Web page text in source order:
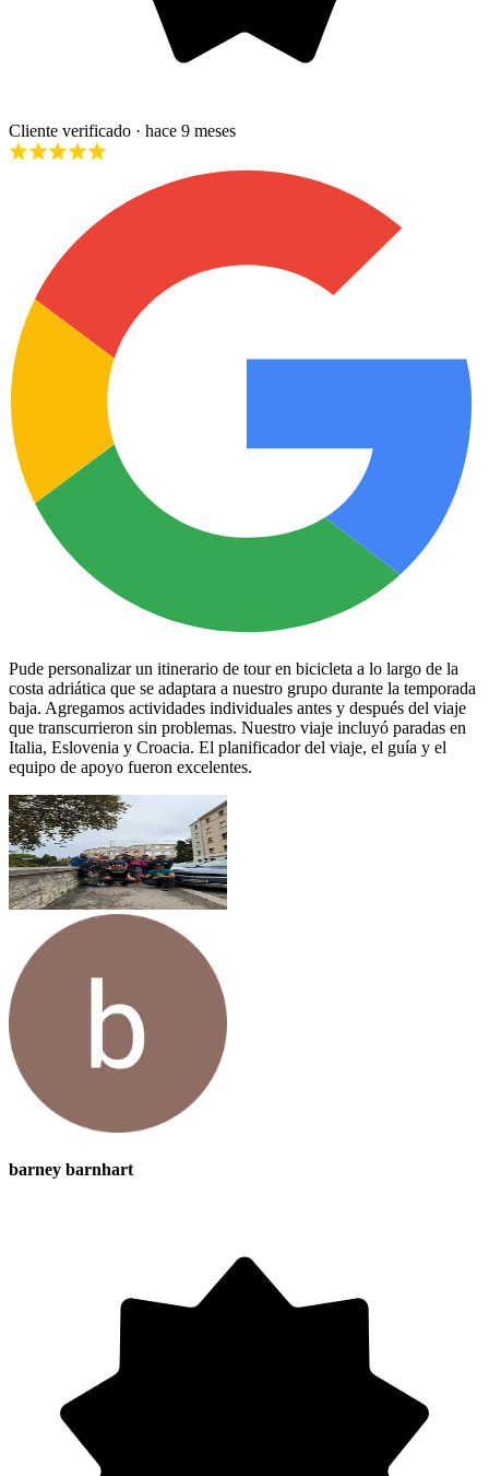
Cliente verificado · hace 9 meses
Pude personalizar un itinerario de tour en bicicleta a lo largo de la
costa adriática que se adaptara a nuestro grupo durante la temporada
baja. Agregamos actividades individuales antes y después del viaje
que transcurrieron sin problemas. Nuestro viaje incluyó paradas en
Italia, Eslovenia y Croacia. El planificador del viaje, el guía y el
equipo de apoyo fueron excelentes.
barney barnhart